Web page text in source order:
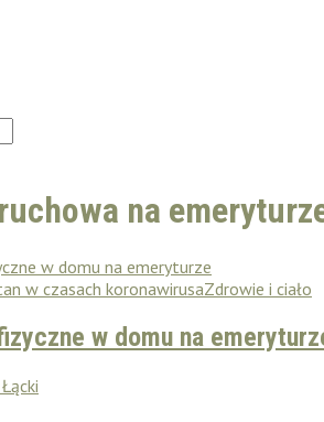
na
w czasach koronawirusaZdrowie i ciało
w domu na